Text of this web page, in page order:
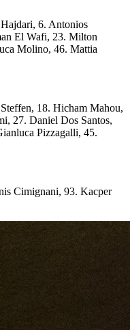
6. Antonios
El Wafi, 23. Milton
Molino, 46. Mattia
18. Hicham Mahou,
27. Daniel Dos Santos,
Pizzagalli, 45.
Cimignani, 93. Kacper